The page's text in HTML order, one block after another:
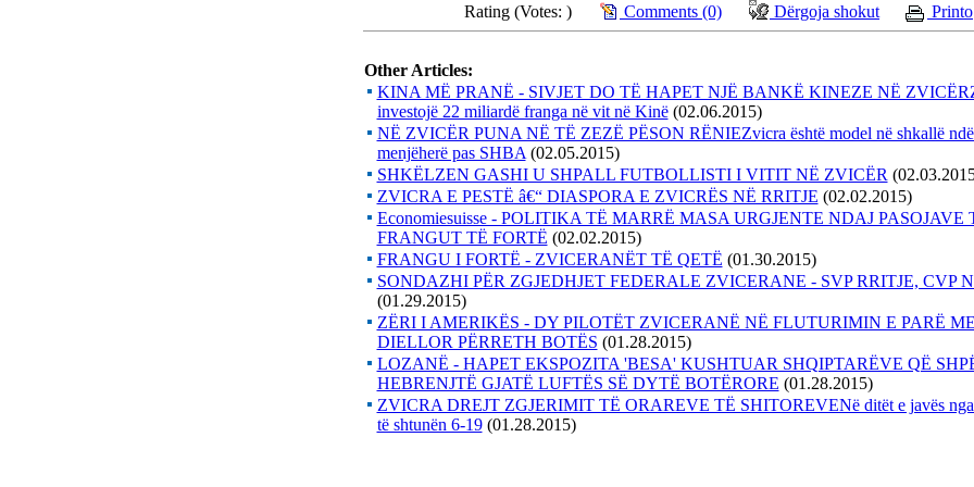
Rating (Votes: ) Comments (0) Dërgoja shokut Printo
Other Articles:
KINA MË PRANË - SIVJET DO TË HAPET NJË BANKË KINEZE NË
investojë 22 miliardë franga në vit në Kinë (02.06.2015)
NË ZVICËR PUNA NË TË ZEZË PËSON RËNIEZvicra është model në shkallë
menjëherë pas SHBA (02.05.2015)
SHKËLZEN GASHI U SHPALL FUTBOLLISTI I VITIT NË ZVICËR
ZVICRA E PESTË â€“ DIASPORA E ZVICRËS NË RRITJE (02.02.2015)
Economiesuisse - POLITIKA TË MARRË MASA URGJENTE NDAJ PASOJAVE
FRANGUT TË FORTË (02.02.2015)
FRANGU I FORTË - ZVICERANËT TË QETË (01.30.2015)
SONDAZHI PËR ZGJEDHJET FEDERALE ZVICERANE - SVP RRITJE, CVP
(01.29.2015)
ZËRI I AMERIKËS - DY PILOTËT ZVICERANË NË FLUTURIMIN E PARË
DIELLOR PËRRETH BOTËS (01.28.2015)
LOZANË - HAPET EKSPOZITA 'BESA' KUSHTUAR SHQIPTARËVE QË
HEBRENJTË GJATË LUFTËS SË DYTË BOTËRORE (01.28.2015)
ZVICRA DREJT ZGJERIMIT TË ORAREVE TË SHITOREVENë ditët e javës nga
të shtunën 6-19 (01.28.2015)